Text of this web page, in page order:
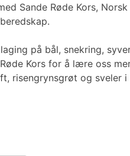
Sande Røde Kors,
på bål, snekring,
Kors for å lære oss
risengrynsgrøt og sveler i